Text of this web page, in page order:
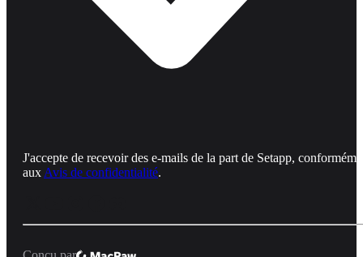
J'accepte de recevoir des e-mails de la part de Setapp,
aux Avis de confidentialité.